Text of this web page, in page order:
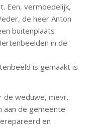
Een, vermoedelijk,
de heer Anton
buitenplaats
in de
is gemaakt is
de weduwe, mevr.
aan de gemeente
en